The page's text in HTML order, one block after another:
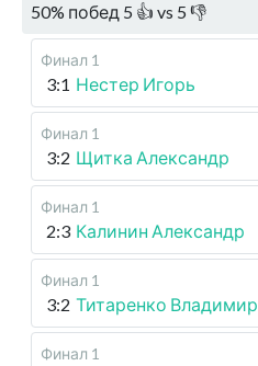
50% побед 5 👍 vs 5 👎
Финал 1
3:1 Нестер Игорь
Финал 1
3:2 Щитка Александр
Финал 1
2:3 Калинин Александр
Финал 1
3:2 Титаренко Владимир
Финал 1